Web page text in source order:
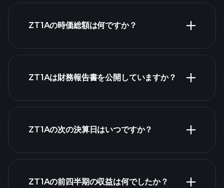
ZT1Aの時価総額は何ですか？
ZT1Aは財務報告書を公開していますか？
ZT1Aの次の決算日はいつですか？
ZT1Aの前四半期の収益は何でしたか？